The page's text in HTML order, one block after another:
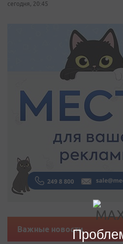
сегодня, 20:45
Важные новости